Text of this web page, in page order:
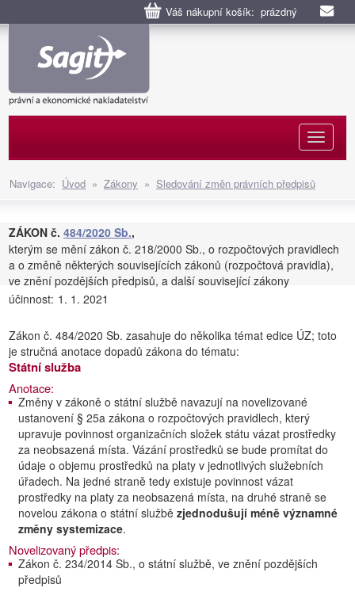
Váš nákupní košík: prázdný
Navigace: Úvod » Zákony » Sledování změn právních předpisů
ZÁKON č. 484/2020 Sb.,
kterým se mění zákon č. 218/2000 Sb., o rozpočtových pravidlech
a o změně některých souvisejících zákonů (rozpočtová pravidla),
ve znění pozdějších předpisů, a další související zákony
účinnost: 1. 1. 2021
Zákon č. 484/2020 Sb. zasahuje do několika témat edice ÚZ; toto
je stručná anotace dopadů zákona do tématu:
Státní služba
Anotace:
Změny v zákoně o státní službě navazují na novelizované
ustanovení § 25a zákona o rozpočtových pravidlech, který
upravuje povinnost organizačních složek státu vázat prostředky
za neobsazená místa. Vázání prostředků se bude promítat do
údaje o objemu prostředků na platy v jednotlivých služebních
úřadech. Na jedné straně tedy existuje povinnost vázat
prostředky na platy za neobsazená místa, na druhé straně se
novelou zákona o státní službě zjednodušují méně významné
změny systemizace.
Novelizovaný předpis:
Zákon č. 234/2014 Sb., o státní službě, ve znění pozdějších
předpisů